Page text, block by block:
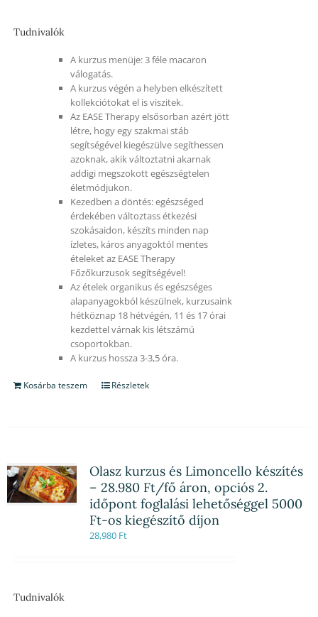
Tudnivalók
A kurzus menüje: 3 féle macaron
válogatás.
A kurzus végén a helyben elkészített
kollekciótokat el is viszitek.
Az EASE Therapy elsősorban azért jött
létre, hogy egy szakmai stáb
segítségével kiegészülve segíthessen
azoknak, akik változtatni akarnak
addigi megszokott egészségtelen
életmódjukon.
Kezedben a döntés: egészséged
érdekében változtass étkezési
szokásaidon, készíts minden nap
ízletes, káros anyagoktól mentes
ételeket az EASE Therapy
Főzőkurzusok segítségével!
Az ételek organikus és egészséges
alapanyagokból készülnek, kurzusaink
hétköznap 18 hétvégén, 11 és 17 órai
kezdettel várnak kis létszámú
csoportokban.
A kurzus hossza 3-3,5 óra.
Kosárba teszem Részletek
Olasz kurzus és Limoncello készítés
– 28.980 Ft/fő áron, opciós 2.
időpont foglalási lehetőséggel 5000
Ft-os kiegészítő díjon
28,980 Ft
Tudnivalók